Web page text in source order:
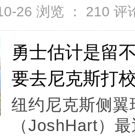
26 浏览 ： 210 评
勇士估计是留
要去尼克斯打
纽约尼克斯侧
（JoshHart）